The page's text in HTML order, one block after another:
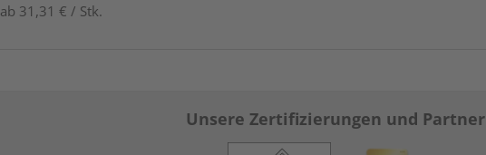
ab 31,31 € / Stk.
Unsere Zertifizierungen und Partner